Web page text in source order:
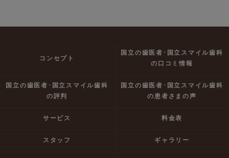
コンセプト
国立の歯医者･国立スマイル歯科
の口コミ情報
国立の歯医者･国立スマイル歯科
の評判
国立の歯医者･国立スマイル歯科
の患者さまの声
サービス 料金表
スタッフ ギャラリー